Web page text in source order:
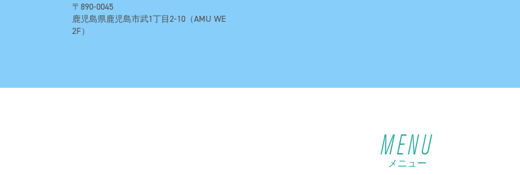
〒890-0045
鹿児島県鹿児島市武1丁目2-10（AMU WE
2F）
MENU
メニュー